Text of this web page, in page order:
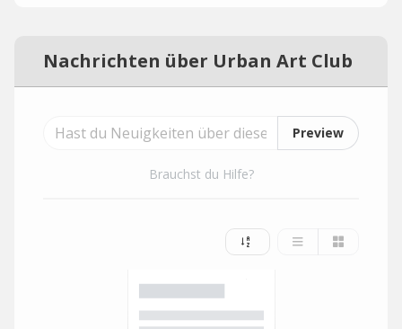
Nachrichten über Urban Art Club
Preview
Brauchst du Hilfe?